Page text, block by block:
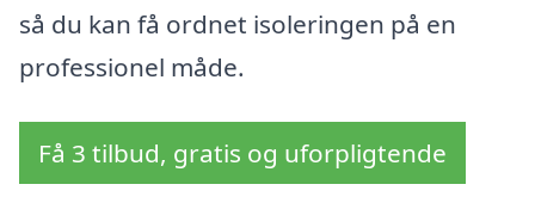
så du kan få ordnet isoleringen på en
professionel måde.
Få 3 tilbud, gratis og uforpligtende